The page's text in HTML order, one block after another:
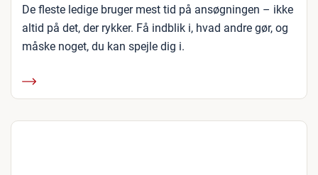
De fleste ledige bruger mest tid på ansøgningen – ikke
altid på det, der rykker. Få indblik i, hvad andre gør, og
måske noget, du kan spejle dig i.